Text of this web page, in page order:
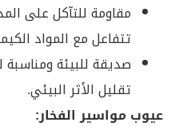
مقاومة للتآكل على
تتفاعل مع المواد
صديقة للبيئة
تقليل الأثر البيئي.
عيوب مواسير الفخار: